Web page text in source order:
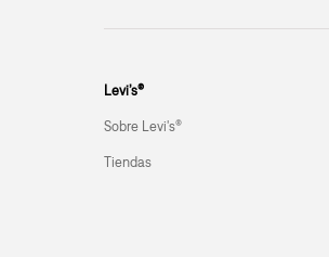
Levi’s®
Sobre Levi's®
Tiendas